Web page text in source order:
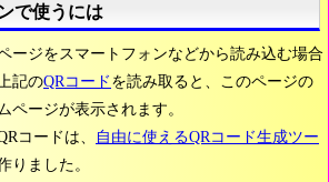
で使うには
ージをスマートフォンなどから読み込む場合
記のQRコード を読み取ると、このページの
ページが表示されます。
コードは、
自由に使えるQRコード生成ツー
りました。